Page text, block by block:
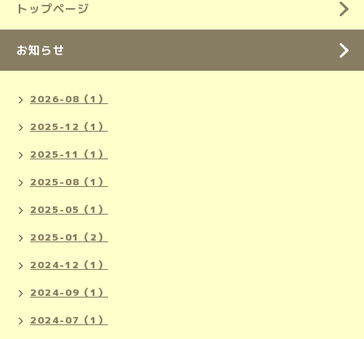
トップページ
お知らせ
2026-08（1）
2025-12（1）
2025-11（1）
2025-08（1）
2025-05（1）
2025-01（2）
2024-12（1）
2024-09（1）
2024-07（1）